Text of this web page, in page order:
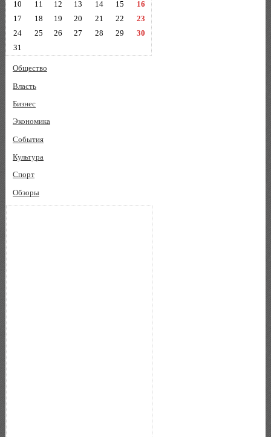
10 11 12 13 14 15
16
17
18 19 20 21 22
23
24
25 26 27 28 29
30
31
Общество
Власть
Бизнес
Экономика
События
Культура
Спорт
Обзоры